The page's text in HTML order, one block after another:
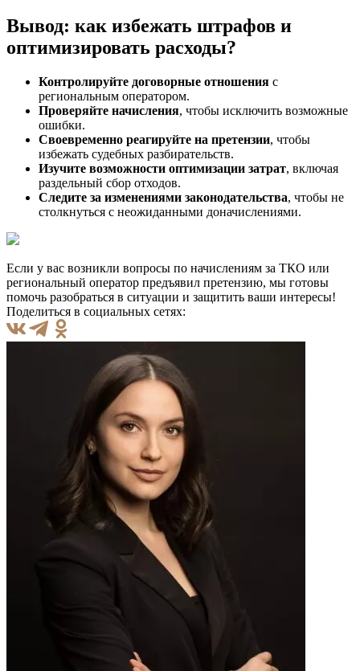
Вывод: как избежать штрафов и
оптимизировать расходы?
Контролируйте договорные отношения с
региональным оператором.
Проверяйте начисления, чтобы исключить возможные
ошибки.
Своевременно реагируйте на претензии, чтобы
избежать судебных разбирательств.
Изучите возможности оптимизации затрат, включая
раздельный сбор отходов.
Следите за изменениями законодательства, чтобы не
столкнуться с неожиданными доначислениями.
Если у вас возникли вопросы по начислениям за ТКО или
региональный оператор предъявил претензию, мы готовы
помочь разобраться в ситуации и защитить ваши интересы!
Поделиться в социальных сетях: